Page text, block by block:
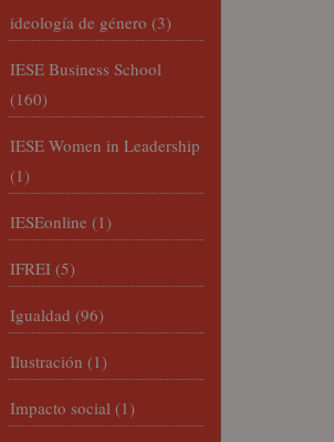
ideología de género (3)
IESE Business School
(160)
IESE Women in Leadership
(1)
IESEonline (1)
IFREI (5)
Igualdad (96)
Ilustración (1)
Impacto social (1)